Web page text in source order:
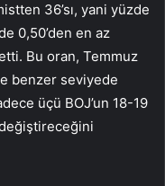
36’sı, yani yüzde
0,50’den en az
Bu oran, Temmuz
benzer seviyede
üçü BOJ’un 18-19
değiştireceğini